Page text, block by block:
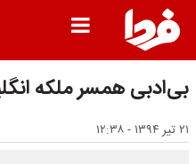
بی‌ادبی همسر ملکه
۲۱ تیر ۱۳۹۴ - ۱۲:۳۸